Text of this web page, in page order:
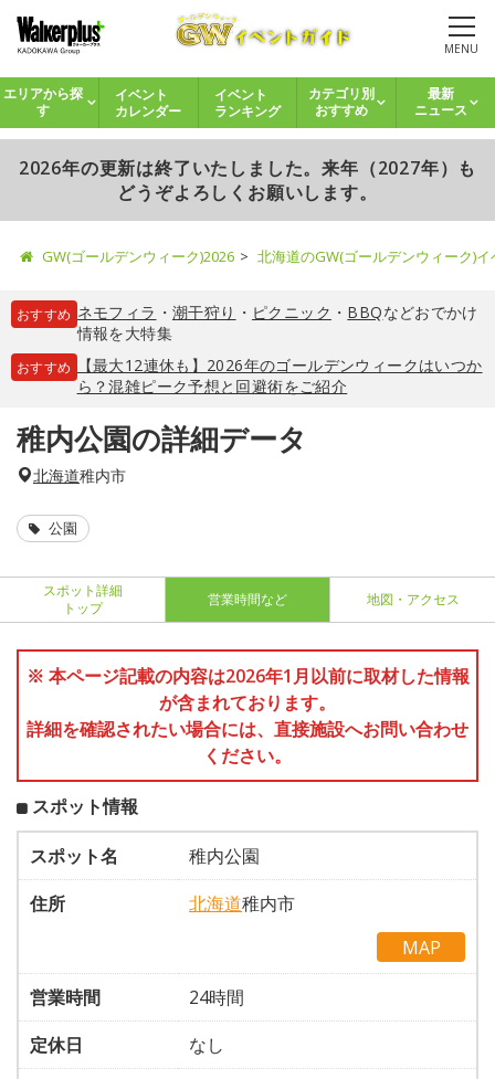
MENU
エリアから探
す
イベント
カレンダー
イベント
ランキング
カテゴリ別
おすすめ
最新
ニュース
2026年の更新は終了いたしました。来年（2027年）も
どうぞよろしくお願いします。
GW(ゴールデンウィーク)2026 北海道のGW(ゴールデンウィーク)
おすすめ ネモフィラ ・ 潮干狩り ・ ピクニック ・ BBQなどおでかけ
情報を大特集
おすすめ
【最大12連休も】2026年のゴールデンウィークはいつか
ら？混雑ピーク予想と回避術をご紹介
稚内公園の詳細データ
北海道稚内市
公園
スポット詳細
トップ
営業時間など 地図・アクセス
※ 本ページ記載の内容は2026年1月以前に取材した情報
が含まれております。
詳細を確認されたい場合には、直接施設へお問い合わせ
ください。
スポット情報
スポット名
稚内公園
住所
北海道稚内市
MAP
営業時間
24時間
定休日
なし